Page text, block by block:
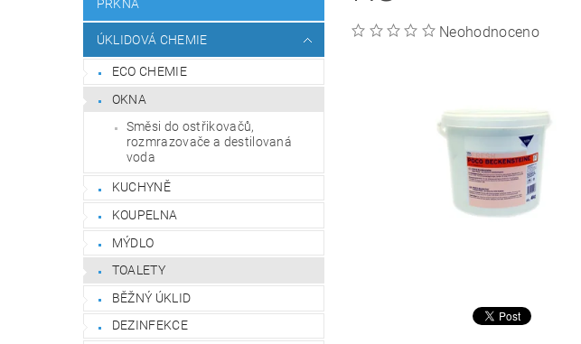
PRKNA
ÚKLIDOVÁ CHEMIE
ECO CHEMIE
OKNA
Směsi do ostřikovačů,
rozmrazovače a destilovaná
voda
KUCHYNĚ
KOUPELNA
MÝDLO
TOALETY
BĚŽNÝ ÚKLID
DEZINFEKCE
Neohodnoceno